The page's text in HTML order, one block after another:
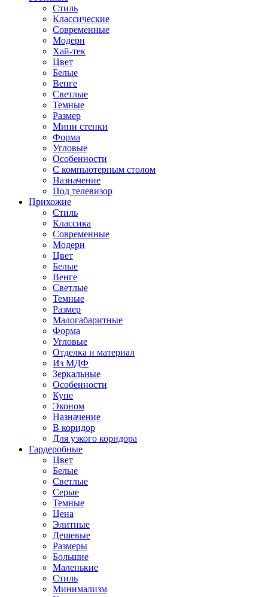
Стиль
Классические
Современные
Модерн
Хай-тек
Цвет
Белые
Венге
Светлые
Темные
Размер
Мини стенки
Форма
Угловые
Особенности
С компьютерным столом
Назначение
Под телевизор
Прихожие
Стиль
Классика
Современные
Модерн
Цвет
Белые
Венге
Светлые
Темные
Размер
Малогабаритные
Форма
Угловые
Отделка и материал
Из МДФ
Зеркальные
Особенности
Купе
Эконом
Назначение
В коридор
Для узкого коридора
Гардеробные
Цвет
Белые
Светлые
Серые
Темные
Цена
Элитные
Дешевые
Размеры
Большие
Маленькие
Стиль
Минимализм